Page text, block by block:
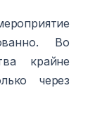
Во
крайне
через